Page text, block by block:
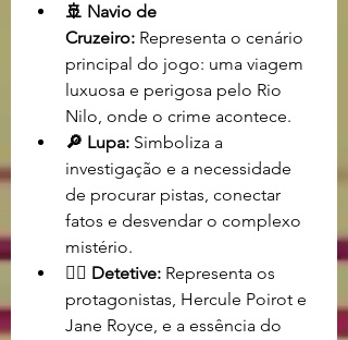
🚢 Navio de
Cruzeiro: Representa o cenário
principal do jogo: uma viagem
luxuosa e perigosa pelo Rio
Nilo, onde o crime acontece.
🔎 Lupa: Simboliza a
investigação e a necessidade
de procurar pistas, conectar
fatos e desvendar o complexo
mistério.
🕵️‍♂️ Detetive: Representa os
protagonistas, Hercule Poirot e
Jane Royce, e a essência do